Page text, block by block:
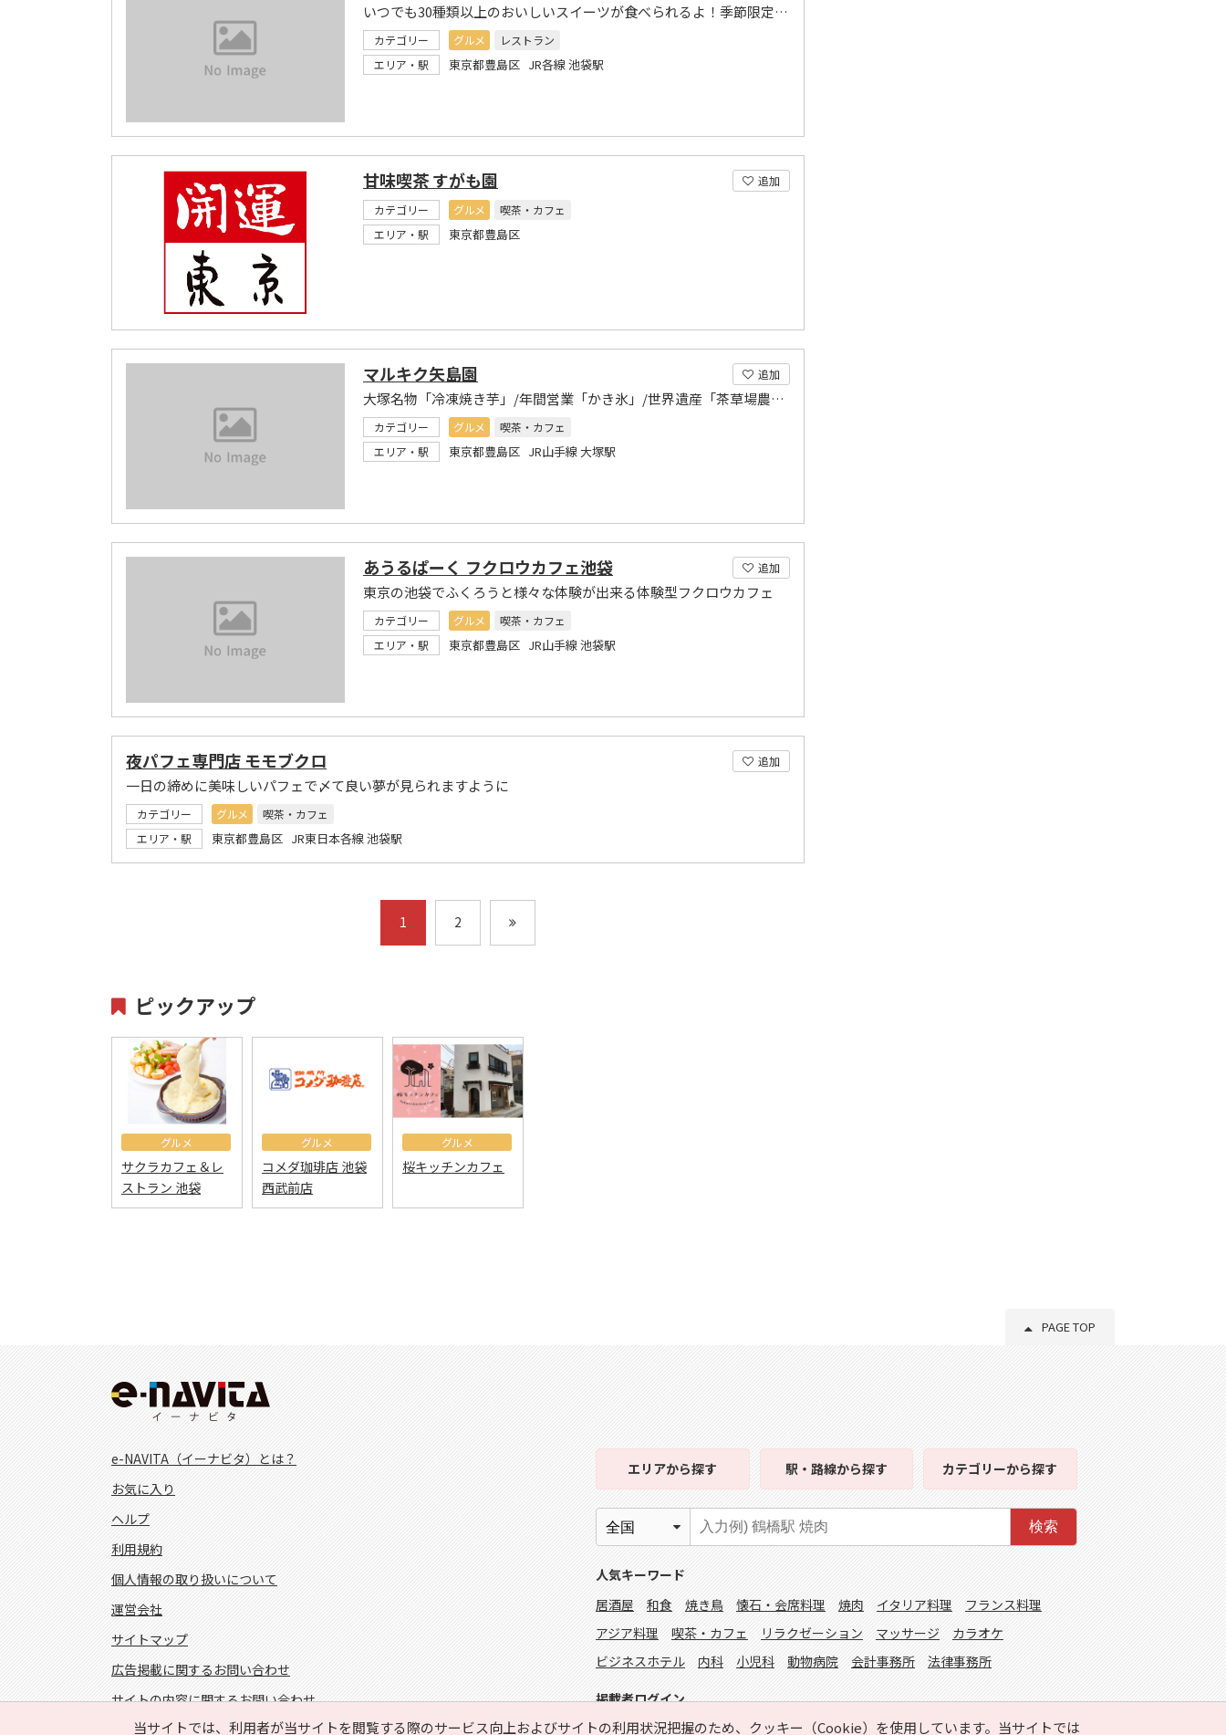
いつでも30種類以上のおいしいスイーツが食べられるよ！季節限定スイーツもあります
カテゴリー グルメ
レストラン
エリア・駅
東京都豊島区 JR各線 池袋駅
追加
甘味喫茶 すがも園
カテゴリー グルメ
喫茶・カフェ
エリア・駅
東京都豊島区
追加
マルキク矢島園
大塚名物「冷凍焼き芋」/年間営業「かき氷」/世界遺産「茶草場農法茶」 TV出演多数
カテゴリー グルメ
喫茶・カフェ
エリア・駅
東京都豊島区 JR山手線 大塚駅
追加
あうるぱーく フクロウカフェ池袋
東京の池袋でふくろうと様々な体験が出来る体験型フクロウカフェ
カテゴリー グルメ
喫茶・カフェ
エリア・駅
東京都豊島区 JR山手線 池袋駅
追加
夜パフェ専門店 モモブクロ
一日の締めに美味しいパフェで〆て良い夢が見られますように
カテゴリー グルメ
喫茶・カフェ
エリア・駅
東京都豊島区 JR東日本各線 池袋駅
1 2
ピックアップ
グルメ
サクラカフェ＆レ
ストラン 池袋
グルメ
コメダ珈琲店 池袋
西武前店
グルメ
桜キッチンカフェ
PAGE TOP
当サイトでは、利用者が当サイトを閲覧する際のサービス向上およびサイトの利用状況把握のため、クッキー（Cookie）を使用しています。当サイトでは
e-NAVITA（イーナビタ）とは？
お気に入り
ヘルプ
利用規約
個人情報の取り扱いについて
運営会社
サイトマップ
広告掲載に関するお問い合わせ
サイトの内容に関するお問い合わせ
エリアから探す 駅・路線から探す カテゴリーから探す
検索
人気キーワード
居酒屋
和食 焼き鳥 懐石・会席料理 焼肉 イタリア料理
フランス料理
アジア料理
喫茶・カフェ リラクゼーション マッサージ
カラオケ
ビジネスホテル
内科 小児科 動物病院 会計事務所 法律事務所
掲載者ログイン